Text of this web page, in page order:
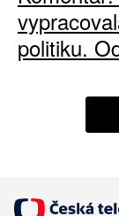
politiku.